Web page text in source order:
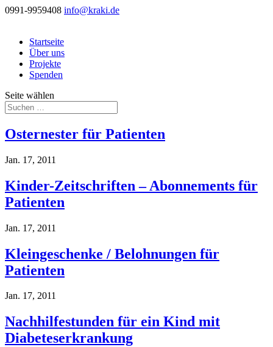
0991-9959408 info@kraki.de
Startseite
Über uns
Projekte
Spenden
Seite wählen
Osternester für Patienten
Jan. 17, 2011
Kinder-Zeitschriften – Abonnements für
Patienten
Jan. 17, 2011
Kleingeschenke / Belohnungen für
Patienten
Jan. 17, 2011
Nachhilfestunden für ein Kind mit
Diabeteserkrankung